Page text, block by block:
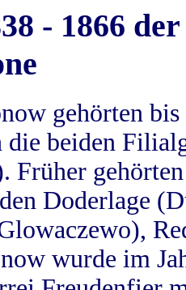
- 1866
gehörten
beiden
Früher
Doderlage
wurde im